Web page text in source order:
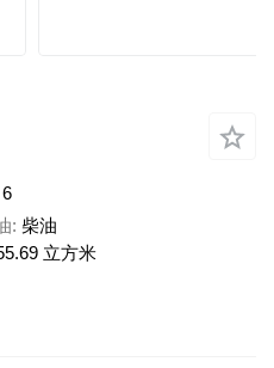
柴油
立方米